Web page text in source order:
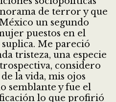
de terror y que
un segundo
puestos en el
Me pareció
tristeza, una especie
considero
la vida, mis ojos
semblante y fue el
lo que profirió